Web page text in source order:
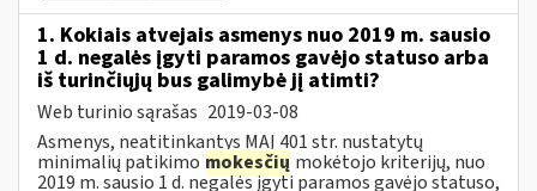
1. Kokiais atvejais asmenys nuo 2019 m. sausio
1 d. negalės įgyti paramos gavėjo statuso arba
iš turinčiųjų bus galimybė jį atimti?
Web turinio sąrašas 2019-03-08
Asmenys, neatitinkantys MAĮ 401 str. nustatytų
minimalių patikimo mokesčių mokėtojo kriterijų, nuo
2019 m. sausio 1 d. negalės įgyti paramos gavėjo statuso,